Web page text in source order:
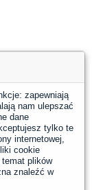
zapewniają
nam ulepszać
dane
tylko te
internetowej,
cookie
plików
znaleźć w